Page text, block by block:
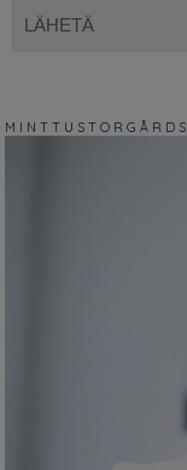
M I N T T U S T O R G Å R D S